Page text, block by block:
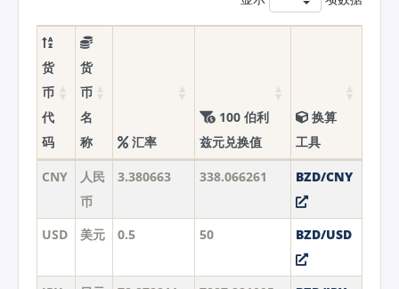
货
币
代
码
货
币
名
称
汇率
100 伯利
兹元兑换值
换算
工具
CNY
人民
币
3.380663 338.066261 BZD/CNY
USD 美元 0.5 50 BZD/USD